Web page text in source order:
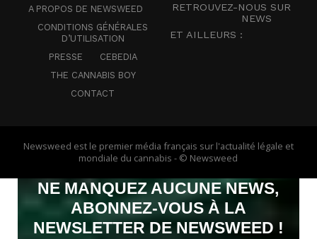
A PROPOS DE NEWSWEED
CONDITIONS GÉNÉRALES
D’UTILISATION
PRESSE
CEBEDIA
THE CANNABIS BOY
CONTACT
RETROUVEZ-NOUS SUR
NEWS
ET AILLEURS :
Newsweed est le premier média français sur l'actualité légale et
mondiale du cannabis - © Newsweed
NE MANQUEZ AUCUNE NEWS,
ABONNEZ-VOUS À LA
NEWSLETTER DE NEWSWEED !